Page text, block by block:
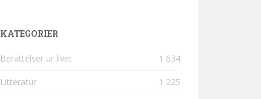
KATEGORIER
Berättelser ur livet 1 634
Litteratur 1 225